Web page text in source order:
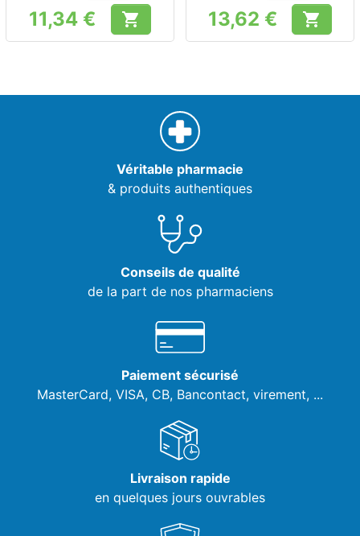
Prix
11,34 €  Prix
13,62 € 
Véritable pharmacie
& produits authentiques
Conseils de qualité
de la part de nos pharmaciens
Paiement sécurisé
MasterCard, VISA, CB, Bancontact, virement, ...
Livraison rapide
en quelques jours ouvrables